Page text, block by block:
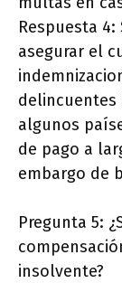
Respuesta
asegurar el
delincuentes
algunos
de pago a
embargo de
Pregunta 5:
insolvente?